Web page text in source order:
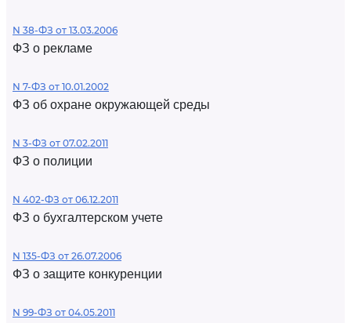
N 38-ФЗ от 13.03.2006
ФЗ о рекламе
N 7-ФЗ от 10.01.2002
ФЗ об охране окружающей среды
N 3-ФЗ от 07.02.2011
ФЗ о полиции
N 402-ФЗ от 06.12.2011
ФЗ о бухгалтерском учете
N 135-ФЗ от 26.07.2006
ФЗ о защите конкуренции
N 99-ФЗ от 04.05.2011